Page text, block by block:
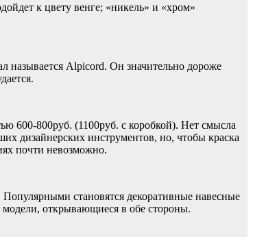
к цвету венге; «никель» и «хром»
называется Alpicord. Он значительно дороже
600-800руб. (1100руб. с коробкой). Нет смысла
дизайнерских инструментов, но, чтобы краска
почти невозможно.
становятся декоративные навесные
открывающиеся в обе стороны.